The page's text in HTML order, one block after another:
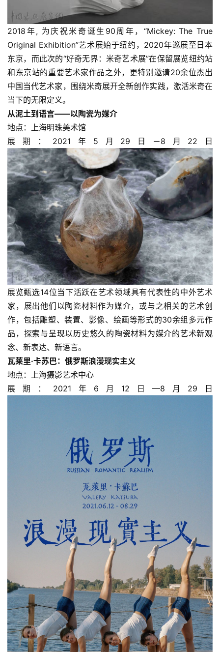
2018年, 为庆祝米奇诞生90周年，“Mickey: The True
Original Exhibition”艺术展始于纽约，2020年巡展至日本
东京，而此次的“好奇无界：米奇艺术展”在保留展览纽约站
和东京站的重要艺术家作品之外，更特别邀请20余位杰出
中国当代艺术家，围绕米奇展开全新创作实践，激活米奇在
当下的无限定义。
从泥土到语言——以陶瓷为媒介
地点：上海明珠美术馆
展期：2021年5月29日－8月22日
展览甄选14位当下活跃在艺术领域具有代表性的中外艺术
念、新表达、新语言。
瓦莱里·卡苏巴：俄罗斯浪漫现实主义
地点：上海摄影艺术中心
展期：2021年6月12日—8月29日